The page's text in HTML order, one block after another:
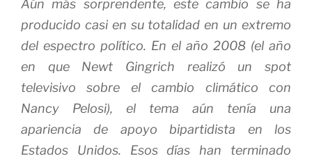
Aún más sorprendente, este cambio se ha
producido casi en su totalidad en un extremo
del espectro político. En el año 2008 (el año
en que Newt Gingrich realizó un spot
televisivo sobre el cambio climático con
Nancy Pelosi), el tema aún tenía una
apariencia de apoyo bipartidista en los
Estados Unidos.
Esos días han terminado